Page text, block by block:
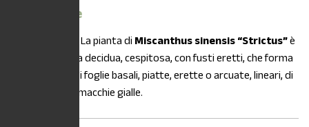
Descrizione
La pianta diMiscanthus sinensis “Strictus”è
una graminacea decidua, cespitosa, con fusti eretti, che forma
cuscini erbosi di foglie basali, piatte, erette o arcuate, lineari, di
colore verde a macchie gialle.